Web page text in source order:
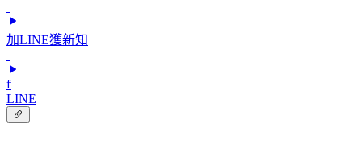
加LINE獲新知
f
LINE